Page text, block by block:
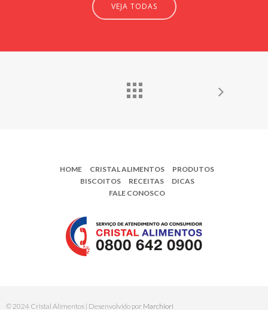
VEJA TODAS
HOME CRISTAL ALIMENTOS
PRODUTOS
BISCOITOS
RECEITAS
DICAS
FALE CONOSCO
© 2024 Cristal Alimentos | Desenvolvido por Marchiori